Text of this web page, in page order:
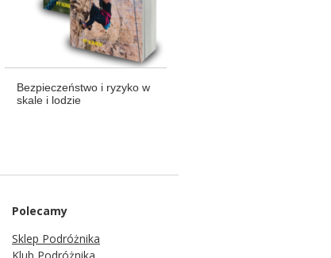
Bezpieczeństwo i ryzyko w
skale i lodzie
Polecamy
Sklep Podróżnika